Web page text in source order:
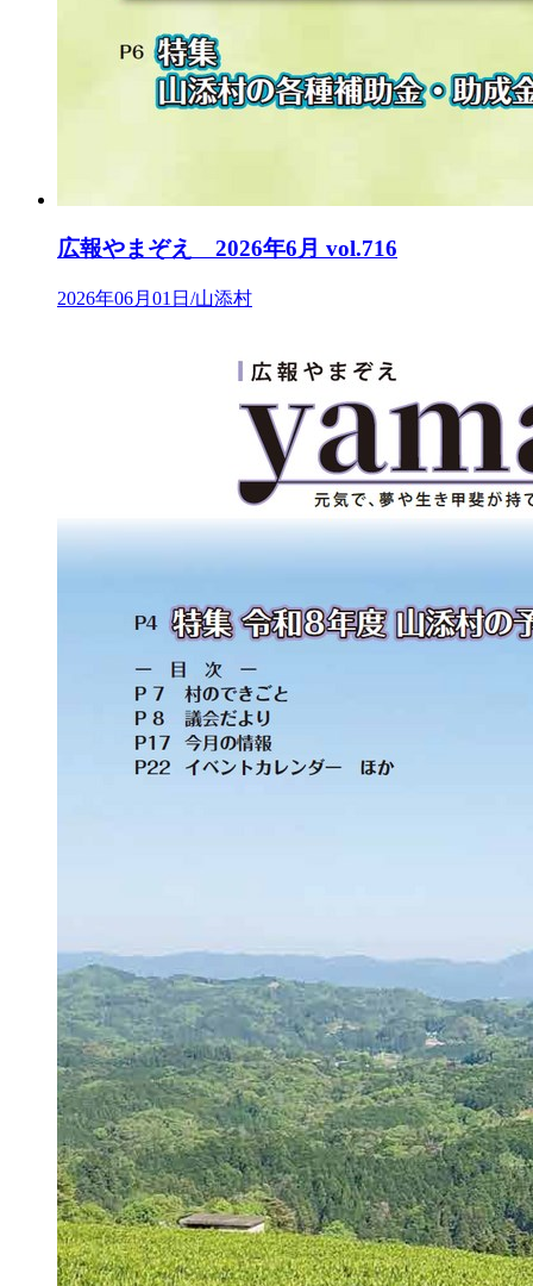
広報やまぞえ 2026年6月 vol.716
2026年06月01日/山添村